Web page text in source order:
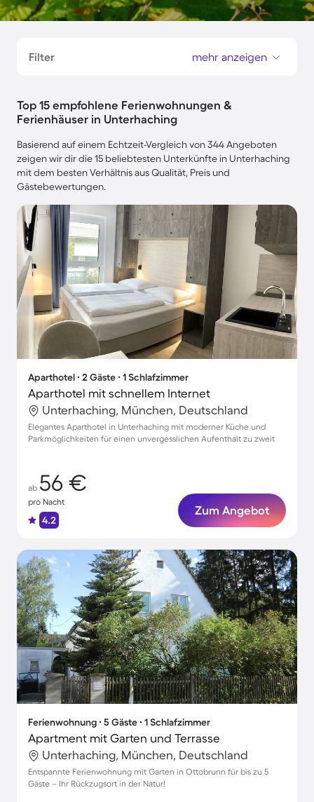
Filter mehr anzeigen
Top 15 empfohlene Ferienwohnungen &
Ferienhäuser in Unterhaching
Basierend auf einem Echtzeit-Vergleich von 344 Angeboten
zeigen wir dir die 15 beliebtesten Unterkünfte in Unterhaching
mit dem besten Verhältnis aus Qualität, Preis und
Gästebewertungen.
Aparthotel ∙ 2 Gäste ∙ 1 Schlafzimmer
Aparthotel mit schnellem Internet
Unterhaching, München, Deutschland
Elegantes Aparthotel in Unterhaching mit moderner Küche und
Parkmöglichkeiten für einen unvergesslichen Aufenthalt zu zweit
ab 56 €
pro Nacht
4.2
Zum Angebot
Ferienwohnung ∙ 5 Gäste ∙ 1 Schlafzimmer
Apartment mit Garten und Terrasse
Unterhaching, München, Deutschland
Entspannte Ferienwohnung mit Garten in Ottobrunn für bis zu 5
Gäste – Ihr Rückzugsort in der Natur!